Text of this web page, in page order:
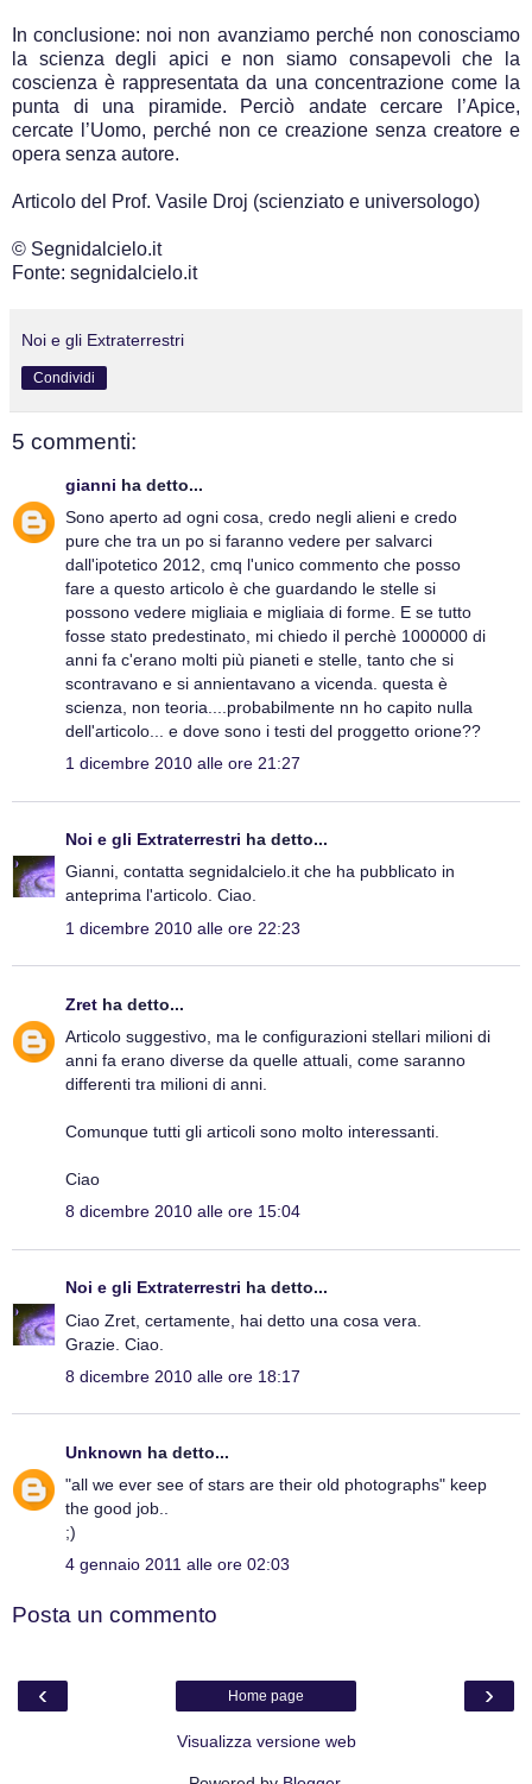
In conclusione: noi non avanziamo perché non conosciamo
la scienza degli apici e non siamo consapevoli che la
coscienza è rappresentata da una concentrazione come la
punta di una piramide. Perciò andate cercare l’Apice,
cercate l’Uomo, perché non ce creazione senza creatore e
opera senza autore.
Articolo del Prof. Vasile Droj (scienziato e universologo)
© Segnidalcielo.it
Fonte: segnidalcielo.it
Noi e gli Extraterrestri
Condividi
5 commenti:
gianni ha detto...
Sono aperto ad ogni cosa, credo negli alieni e credo
pure che tra un po si faranno vedere per salvarci
dall'ipotetico 2012, cmq l'unico commento che posso
fare a questo articolo è che guardando le stelle si
possono vedere migliaia e migliaia di forme. E se tutto
fosse stato predestinato, mi chiedo il perchè 1000000 di
anni fa c'erano molti più pianeti e stelle, tanto che si
scontravano e si annientavano a vicenda. questa è
scienza, non teoria....probabilmente nn ho capito nulla
dell'articolo... e dove sono i testi del proggetto orione??
1 dicembre 2010 alle ore 21:27
Noi e gli Extraterrestri ha detto...
Gianni, contatta segnidalcielo.it che ha pubblicato in
anteprima l'articolo. Ciao.
1 dicembre 2010 alle ore 22:23
Zret ha detto...
Articolo suggestivo, ma le configurazioni stellari milioni di
anni fa erano diverse da quelle attuali, come saranno
differenti tra milioni di anni.
Comunque tutti gli articoli sono molto interessanti.
Ciao
8 dicembre 2010 alle ore 15:04
Noi e gli Extraterrestri ha detto...
Ciao Zret, certamente, hai detto una cosa vera.
Grazie. Ciao.
8 dicembre 2010 alle ore 18:17
Unknown ha detto...
"all we ever see of stars are their old photographs" keep
the good job..
;)
4 gennaio 2011 alle ore 02:03
Posta un commento
‹ ›
Home page
Visualizza versione web